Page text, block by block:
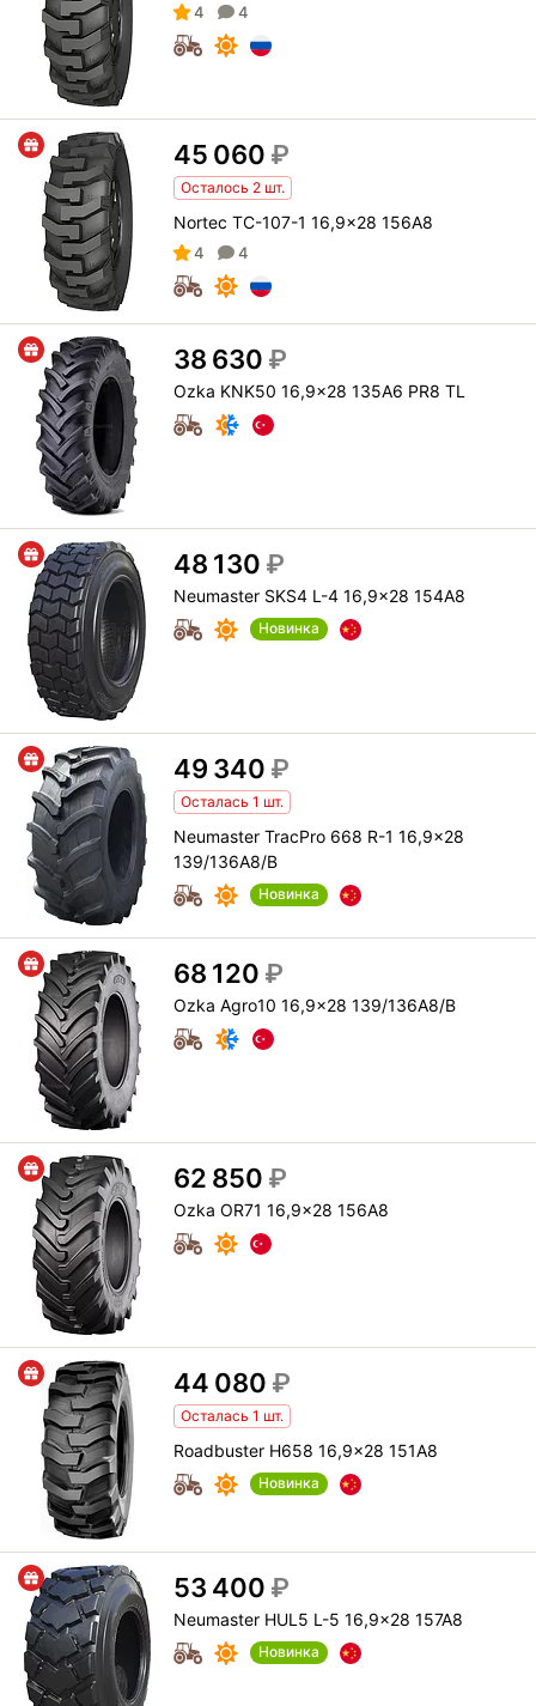
4 4
45 060 ₽
Осталось 2 шт.
Nortec TC-107-1 16,9x28 156A8
4 4
38 630 ₽
Ozka KNK50 16,9x28 135A6 PR8 TL
48 130 ₽
Neumaster SKS4 L-4 16,9x28 154A8
Новинка
49 340 ₽
Осталась 1 шт.
Neumaster TracPro 668 R-1 16,9x28
139/136A8/B
Новинка
68 120 ₽
Ozka Agro10 16,9x28 139/136A8/B
62 850 ₽
Ozka OR71 16,9x28 156A8
44 080 ₽
Осталась 1 шт.
Roadbuster H658 16,9x28 151A8
Новинка
53 400 ₽
Neumaster HUL5 L-5 16,9x28 157A8
Новинка